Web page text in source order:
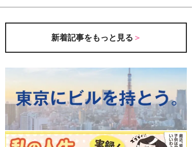
新着記事をもっと見る